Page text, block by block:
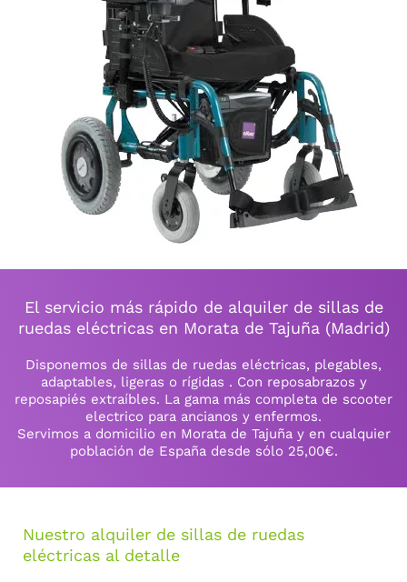
El servicio más rápido de alquiler de sillas de
ruedas eléctricas en Morata de Tajuña (Madrid)
Disponemos de sillas de ruedas eléctricas, plegables,
adaptables, ligeras o rígidas . Con reposabrazos y
reposapiés extraíbles. La gama más completa de scooter
electrico para ancianos y enfermos.
Servimos a domicilio en Morata de Tajuña y en cualquier
población de España desde sólo 25,00€.
Nuestro alquiler de sillas de ruedas
eléctricas al detalle